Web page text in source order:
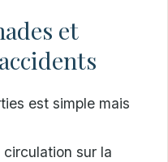
et
est simple mais
sur la